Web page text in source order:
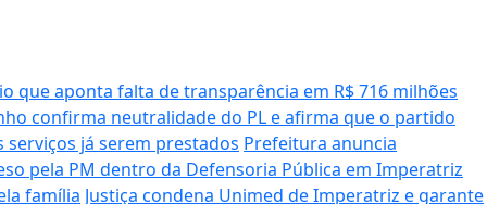
que aponta falta de transparência em R$ 716 milhões
confirma neutralidade do PL e afirma que o partido
já serem prestados Prefeitura anuncia
pela PM dentro da Defensoria Pública em Imperatriz
família Justiça condena Unimed de Imperatriz e garante